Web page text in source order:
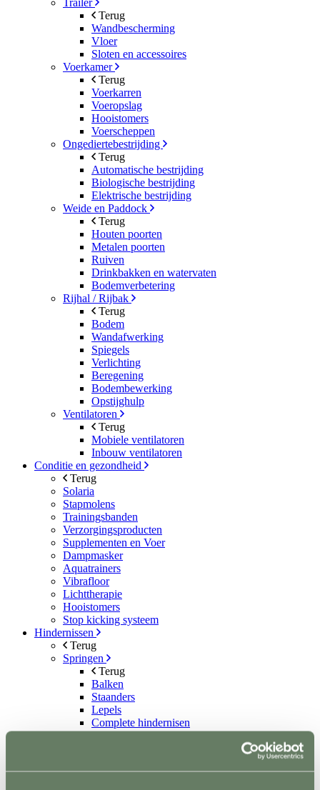
Trailer
Terug
Wandbescherming
Vloer
Sloten en accessoires
Voerkamer
Terug
Voerkarren
Voeropslag
Hooistomers
Voerscheppen
Ongediertebestrijding
Terug
Automatische bestrijding
Biologische bestrijding
Elektrische bestrijding
Weide en Paddock
Terug
Houten poorten
Metalen poorten
Ruiven
Drinkbakken en watervaten
Bodemverbetering
Rijhal / Rijbak
Terug
Bodem
Wandafwerking
Spiegels
Verlichting
Beregening
Bodembewerking
Opstijghulp
Ventilatoren
Terug
Mobiele ventilatoren
Inbouw ventilatoren
Conditie en gezondheid
Terug
Solaria
Stapmolens
Trainingsbanden
Verzorgingsproducten
Supplementen en Voer
Dampmasker
Aquatrainers
Vibrafloor
Lichttherapie
Hooistomers
Stop kicking systeem
Hindernissen
Terug
Springen
Terug
Balken
Staanders
Lepels
Complete hindernisen
Cavalettis
Hindernis toebehoren